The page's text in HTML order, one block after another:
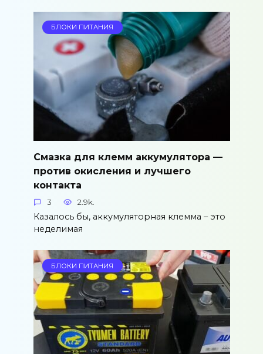
БЛОКИ ПИТАНИЯ
Смазка для клемм аккумулятора —
против окисления и лучшего
контакта
3 2.9k.
Казалось бы, аккумуляторная клемма – это
неделимая
БЛОКИ ПИТАНИЯ